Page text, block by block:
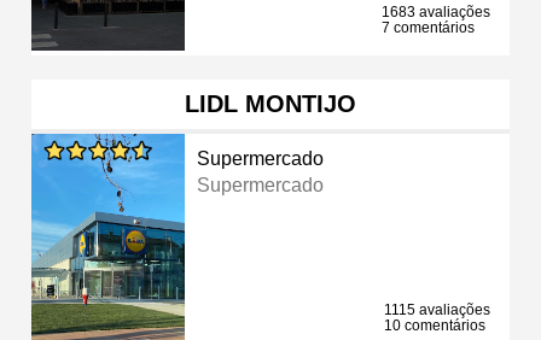
1683 avaliações
7 comentários
LIDL MONTIJO
Supermercado
Supermercado
1115 avaliações
10 comentários